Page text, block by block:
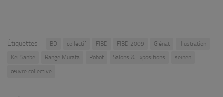
Étiquettes : BD collectif FIBD FIBD 2009 Glénat
Illustration
Kei Sanbe
Range Murata Robot Salons & Expositions
seinen
œuvre collective